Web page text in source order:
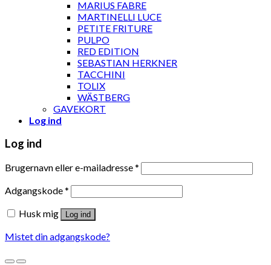
MARIUS FABRE
MARTINELLI LUCE
PETITE FRITURE
PULPO
RED EDITION
SEBASTIAN HERKNER
TACCHINI
TOLIX
WÄSTBERG
GAVEKORT
Log ind
Log ind
Brugernavn eller e-mailadresse*
Adgangskode*
Husk mig
Log ind
Mistet din adgangskode?